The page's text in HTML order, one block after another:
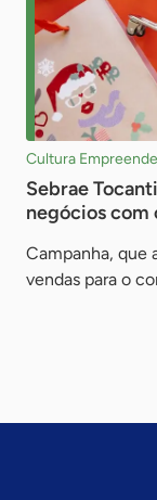
Cultura
Sebrae
negócios com
Campanha, que
vendas para o